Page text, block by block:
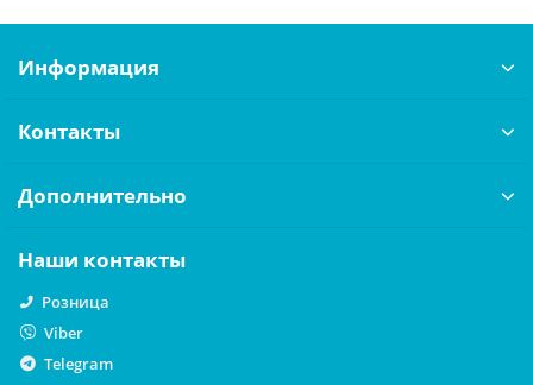
Информация
Контакты
Дополнительно
Наши контакты
Розница
Viber
Telegram